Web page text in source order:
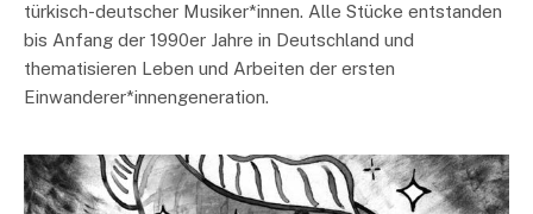
türkisch-deutscher Musiker*innen. Alle Stücke entstanden
bis Anfang der 1990er Jahre in Deutschland und
thematisieren Leben und Arbeiten der ersten
Einwanderer*innengeneration.